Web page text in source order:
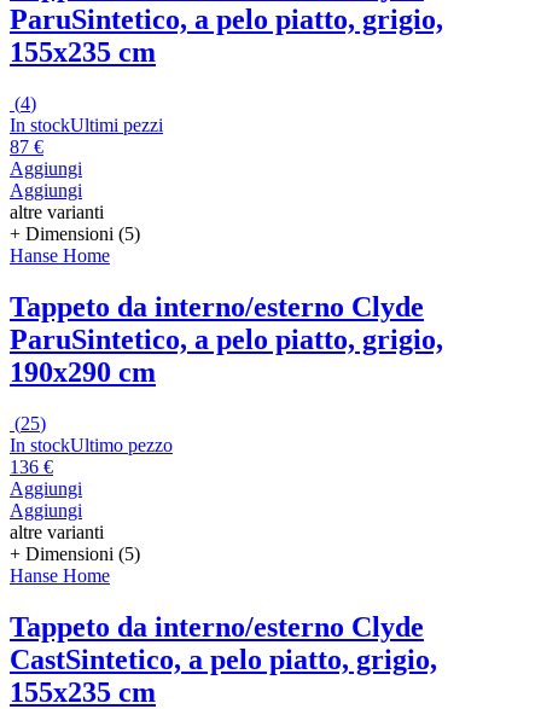
ParuSintetico, a pelo piatto, grigio,
155x235 cm
(4)
In stockUltimi pezzi
87 €
Aggiungi
Aggiungi
altre varianti
+ Dimensioni (5)
Hanse Home
Tappeto da interno/esterno Clyde
ParuSintetico, a pelo piatto, grigio,
190x290 cm
(25)
In stockUltimo pezzo
136 €
Aggiungi
Aggiungi
altre varianti
+ Dimensioni (5)
Hanse Home
Tappeto da interno/esterno Clyde
CastSintetico, a pelo piatto, grigio,
155x235 cm